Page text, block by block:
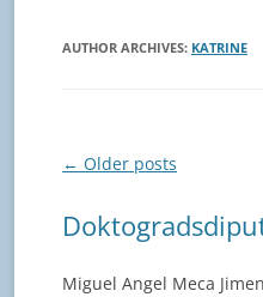
AUTHOR ARCHIVES: KATRINE
Post
← Older posts
Miguel Angel Meca